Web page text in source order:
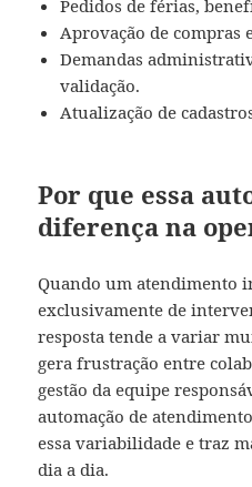
Pedidos de férias,
Aprovação de compras
Demandas
validação.
Atualização de
Por que essa
diferença na
Quando um atendimento
exclusivamente de
resposta tende a variar
gera frustração entre
gestão da equipe
automação de
essa variabilidade e traz
dia a dia.